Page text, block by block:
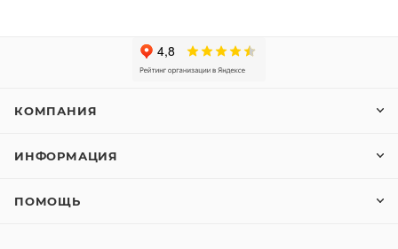
КОМПАНИЯ
ИНФОРМАЦИЯ
ПОМОЩЬ